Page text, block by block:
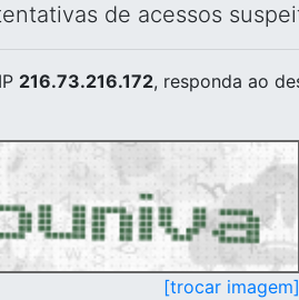
de acessos
216.73.216.172, responda ao
[trocar imagem]